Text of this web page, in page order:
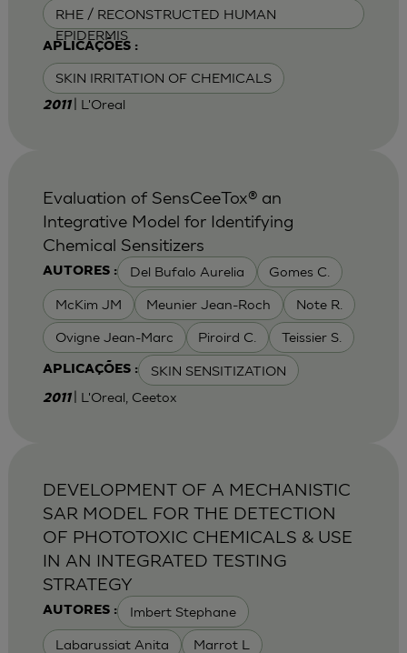
RHE / RECONSTRUCTED HUMAN
EPIDERMIS
APLICAÇÕES :
SKIN IRRITATION OF CHEMICALS
2011 | L'Oreal
AUTORES : Del Bufalo Aurelia Gomes C.
McKim JM Meunier Jean-Roch Note R.
Ovigne Jean-Marc Piroird C. Teissier S.
APLICAÇÕES : SKIN SENSITIZATION
Evaluation of SensCeeTox® an
Integrative Model for Identifying
Chemical Sensitizers
2011 | L'Oreal, Ceetox
AUTORES : Imbert Stephane
Labarussiat Anita Marrot L
DEVELOPMENT OF A MECHANISTIC
SAR MODEL FOR THE DETECTION
OF PHOTOTOXIC CHEMICALS & USE
IN AN INTEGRATED TESTING
STRATEGY